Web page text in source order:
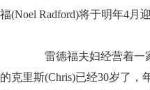
福(Noel Radford)将于明年4月
雷德福夫妇经营着一家
的克里斯(Chris)已经30岁了，